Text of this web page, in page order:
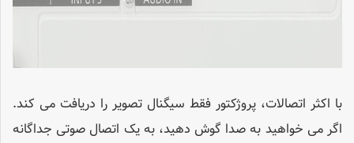
با اکثر اتصالات، پروژکتور فقط سیگنال تصویر را دریافت می کند.
اگر می خواهید به صدا گوش دهید، به یک اتصال صوتی جداگانه